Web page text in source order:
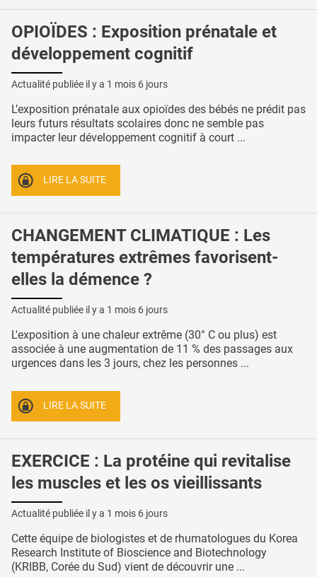
OPIOÏDES : Exposition prénatale et
développement cognitif
Actualité publiée il y a 1 mois 6 jours
L’exposition prénatale aux opioïdes des bébés ne prédit pas
leurs futurs résultats scolaires donc ne semble pas
impacter leur développement cognitif à court ...
LIRE LA SUITE
CHANGEMENT CLIMATIQUE : Les
températures extrêmes favorisent-
elles la démence ?
Actualité publiée il y a 1 mois 6 jours
L'exposition à une chaleur extrême (30° C ou plus) est
associée à une augmentation de 11 % des passages aux
urgences dans les 3 jours, chez les personnes ...
LIRE LA SUITE
EXERCICE : La protéine qui revitalise
les muscles et les os vieillissants
Actualité publiée il y a 1 mois 6 jours
Cette équipe de biologistes et de rhumatologues du Korea
Research Institute of Bioscience and Biotechnology
(KRIBB, Corée du Sud) vient de découvrir une ...